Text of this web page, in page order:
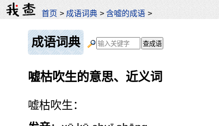
首页 > 成语词典 >含嘘的成语 >
成语词典
嘘枯吹生的意思、近义词
嘘枯吹生：